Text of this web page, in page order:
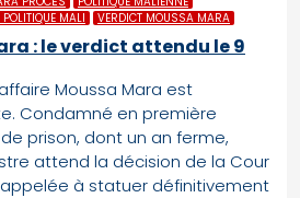
MALI VERDICT MOUSSA MARA
: le verdict attendu le 9
Moussa Mara est
Condamné en première
prison, dont un an ferme,
attend la décision de la Cour
appelée à statuer définitivement